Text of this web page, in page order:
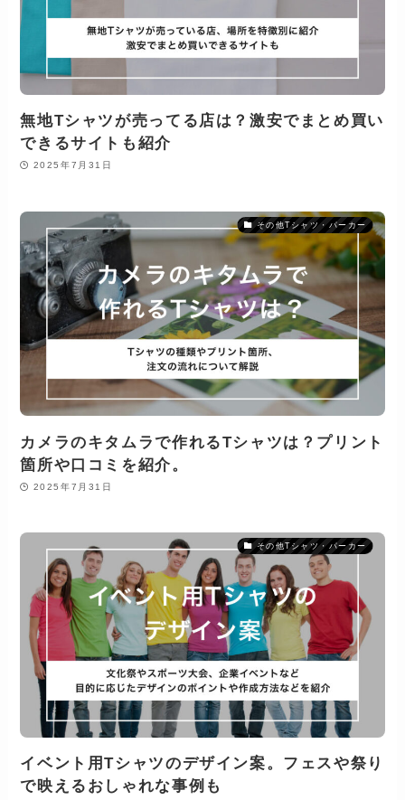
無地Tシャツが売ってる店は？激安でまとめ買い
できるサイトも紹介
2025年7月31日
その他Tシャツ・パーカー
カメラのキタムラで作れるTシャツは？プリント
箇所や口コミを紹介。
2025年7月31日
その他Tシャツ・パーカー
イベント用Tシャツのデザイン案。フェスや祭り
で映えるおしゃれな事例も